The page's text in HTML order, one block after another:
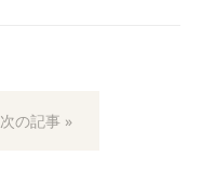
次の記事 »